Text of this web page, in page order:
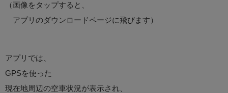
（画像をタップすると、
アプリのダウンロードページに飛びます）
アプリでは、
GPSを使った
現在地周辺の空車状況が表示され、